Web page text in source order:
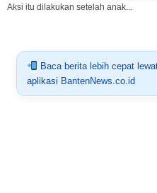
Aksi itu dilakukan setelah anak...
Baca berita lebih cepat
aplikasi BantenNews.co.id